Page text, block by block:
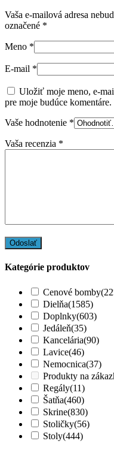
Vaša e-mailová adresa
označené *
Meno *
E-mail *
Uložiť moje meno, e-
pre moje budúce komentáre.
Vaše hodnotenie *
Vaša recenzia *
Kategórie produktov
Cenové bomby
Dielňa(1585)
Doplnky(603)
Jedáleň(35)
Kancelária(90)
Lavice(46)
Nemocnica(37)
Produkty na
Regály(11)
Šatňa(460)
Skrine(830)
Stoličky(56)
Stoly(444)